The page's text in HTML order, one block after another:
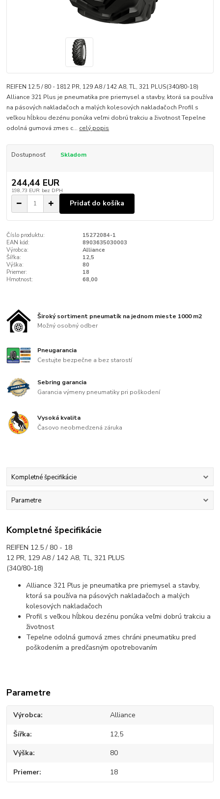
REIFEN 12.5 / 80 - 1812 PR, 129 A8 / 142 A8, TL, 321 PLUS(340/80-18)
Alliance 321 Plus je pneumatika pre priemysel a stavby, ktorá sa používa
na pásových nakladačoch a malých kolesových nakladačoch Profil s
veľkou hĺbkou dezénu ponúka veľmi dobrú trakciu a životnost Tepelne
odolná gumová zmes c... celý popis
Dostupnosť Skladom
244,44 EUR
198,73 EUR bez DPH
Pridať do košíka
Číslo produktu:
15272084-1
EAN kód:
8903635030003
Výrobca:
Alliance
Šířka:
12,5
Výška:
80
Priemer:
18
Hmotnost:
68,00
Široký sortiment pneumatík na jednom mieste 1000 m2
Možný osobný odber
Pneugarancia
Cestujte bezpečne a bez starostí
Sebring garancia
Garancia výmeny pneumatiky pri poškodení
Vysoká kvalita
Časovo neobmedzená záruka
Kompletné špecifikácie
Parametre
Kompletné špecifikácie
REIFEN 12.5 / 80 - 18
12 PR, 129 A8 / 142 A8, TL, 321 PLUS
(340/80-18)
Alliance 321 Plus je pneumatika pre priemysel a stavby,
ktorá sa používa na pásových nakladačoch a malých
kolesových nakladačoch
Profil s veľkou hĺbkou dezénu ponúka veľmi dobrú trakciu a
životnost
Tepelne odolná gumová zmes chráni pneumatiku pred
poškodením a predčasným opotrebovaním
Parametre
Výrobca Alliance
Šířka 12,5
Výška 80
Priemer 18